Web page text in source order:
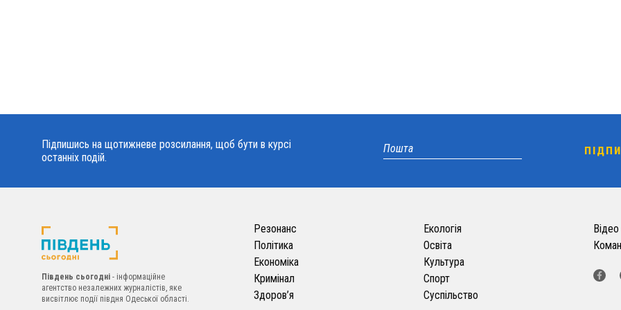
Підпишись на щотижневе розсилання, щоб бути в курсі
останніх подій.
Південь сьогодні - інформаційне
агентство незалежних журналістів, яке
висвітлює події півдня Одеської області.
Резонанс
Політика
Економіка
Кримінал
Здоров’я
Екологія
Освіта
Культура
Спорт
Суспільство
Відео